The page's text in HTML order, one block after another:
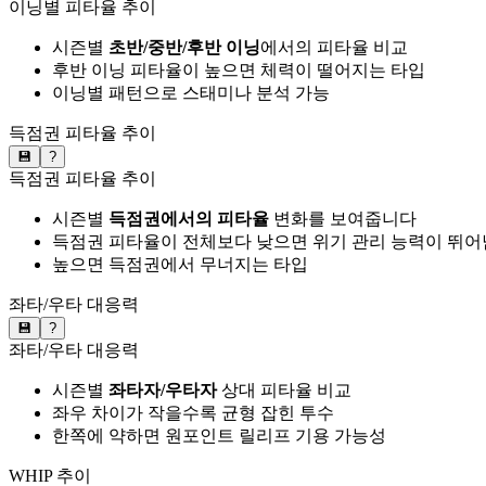
이닝별 피타율 추이
시즌별 초반/중반/후반 이닝에서의 피타율 비교
후반 이닝 피타율이 높으면 체력이 떨어지는 타입
이닝별 패턴으로 스태미나 분석 가능
득점권 피타율 추이
💾 ?
득점권 피타율 추이
시즌별 득점권에서의 피타율 변화를 보여줍니다
득점권 피타율이 전체보다 낮으면 위기 관리 능력이 뛰어
높으면 득점권에서 무너지는 타입
좌타/우타 대응력
💾 ?
좌타/우타 대응력
시즌별 좌타자/우타자상대 피타율 비교
좌우 차이가 작을수록 균형 잡힌 투수
한쪽에 약하면 원포인트 릴리프 기용 가능성
WHIP 추이